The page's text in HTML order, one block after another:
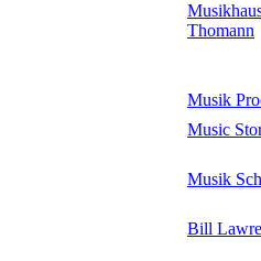
Thomann
Musik
Music
Musik
Bill